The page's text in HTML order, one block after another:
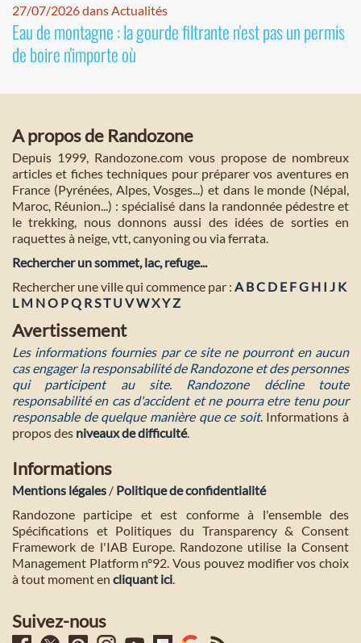
27/07/2026 dans Actualités
Eau de montagne : la gourde filtrante n'est pas un permis
de boire n'importe où
A propos de Randozone
Depuis 1999, Randozone.com vous propose de nombreux
articles et fiches techniques pour préparer vos aventures en
France (Pyrénées, Alpes, Vosges...) et dans le monde (Népal,
Maroc, Réunion...) : spécialisé dans la randonnée pédestre et
le trekking, nous donnons aussi des idées de sorties en
raquettes à neige, vtt, canyoning ou via ferrata.
Rechercher un sommet, lac, refuge...
Rechercher une ville qui commence par : A BC D E FG H I J K
L M NO PQ RST U VWXYZ
Avertissement
Les informations fournies par ce site ne pourront en aucun
cas engager la responsabilité de Randozone et des personnes
qui participent au site. Randozone décline toute
responsabilité en cas d'accident et ne pourra etre tenu pour
responsable de quelque manière que ce soit. Informations à
propos des niveaux de difficulté.
Informations
Mentions légales / Politique de confidentialité
Randozone participe et est conforme à l'ensemble des
Spécifications et Politiques du Transparency & Consent
Framework de l'IAB Europe. Randozone utilise la Consent
Management Platform n°92. Vous pouvez modifier vos choix
à tout moment en cliquant ici.
Suivez-nous